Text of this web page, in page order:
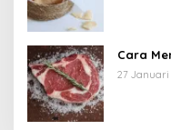
Cara
27 Januari